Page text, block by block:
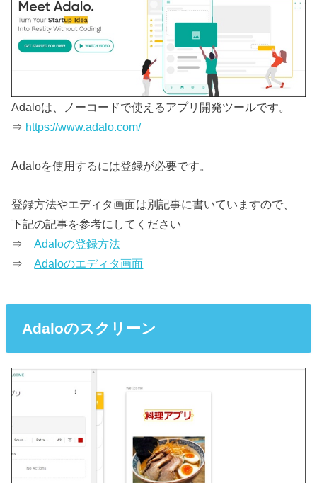
Adaloは、ノーコードで使えるアプリ開発ツールです。
⇒ https://www.adalo.com/
Adaloを使用するには登録が必要です。
登録方法やエディタ画面は別記事に書いていますので、
下記の記事を参考にしてください
⇒Adaloの登録方法
⇒Adaloのエディタ画面
Adaloのスクリーン